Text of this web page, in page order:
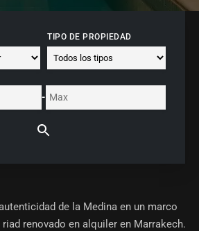
TIPO DE PROPIEDAD
-
de la Medina en un marco
riad renovado en alquiler en Marrakech.